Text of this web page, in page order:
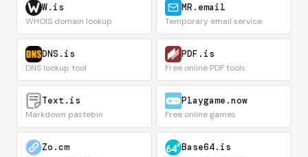
W.is
WHOIS domain lookup
MR.email
Temporary email service
DNS.is
DNS lookup tool
PDF.is
Free online PDF tools
Text.is
Markdown pastebin
Playgame.now
Free online games
Zo.cm Base64.is